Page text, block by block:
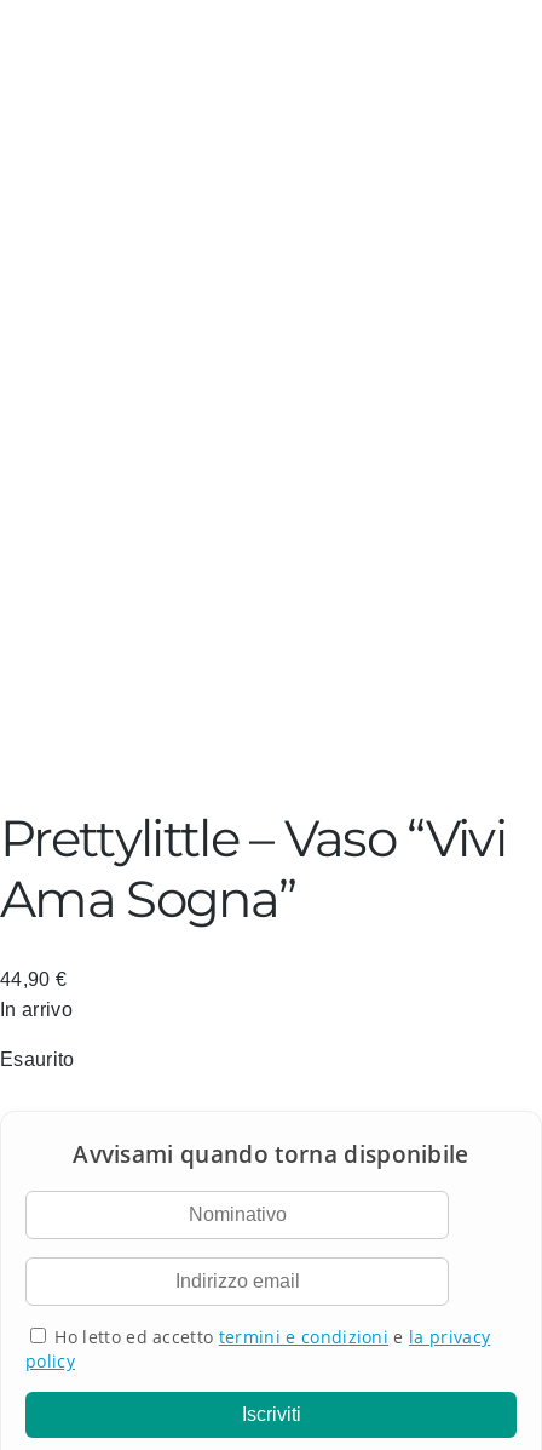
Prettylittle – Vaso “Vivi
Ama Sogna”
44,90 €
In arrivo
Esaurito
Ho letto ed accetto termini e condizioni e la privacy
policy